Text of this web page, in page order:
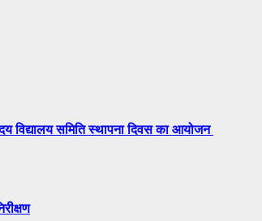
विद्यालय समिति स्थापना दिवस का आयोजन